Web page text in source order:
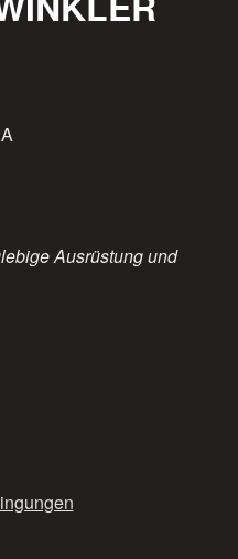
Ausrüstung und